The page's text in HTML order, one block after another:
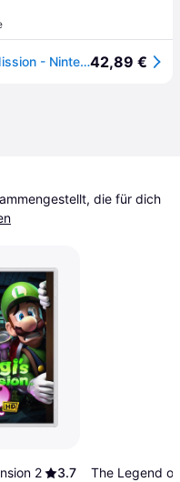
Super Dragon Ball Heroes: World Mission - Nintendo Switch - Neu & Ovp - Eu42,89 €
die für dich
2
3.7
The Legend of